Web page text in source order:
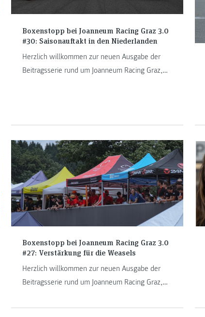
Boxenstopp bei Joanneum Racing Graz 3.0
#30: Saisonauftakt in den Niederlanden
Herzlich willkommen zur neuen Ausgabe der
Beitragsserie rund um Joanneum Racing Graz,
wurden die ersten Pokale der Saison gefeiert,
wenngleich das Team auch einen Rückschlag
einstecken musste.
Boxenstopp bei Joanneum Racing Graz 3.0
#27: Verstärkung für die Weasels
Herzlich willkommen zur neuen Ausgabe der
Beitragsserie rund um Joanneum Racing Graz,